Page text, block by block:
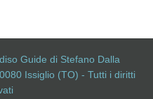
Guide di Stefano Dalla
Issiglio (TO) - Tutti i diritti